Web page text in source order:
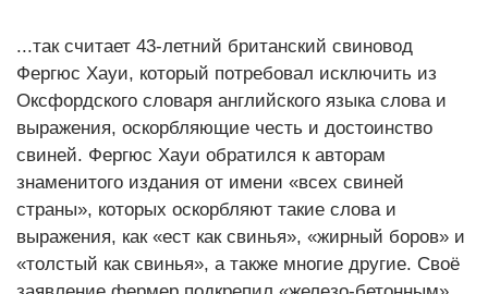
...так считает 43-летний британский свиновод
Фергюс Хауи, который потребовал исключить из
Оксфордского словаря английского языка слова и
выражения, оскорбляющие честь и достоинство
свиней. Фергюс Хауи обратился к авторам
знаменитого издания от имени «всех свиней
страны», которых оскорбляют такие слова и
выражения, как «ест как свинья», «жирный боров» и
«толстый как свинья», а также многие другие. Своё